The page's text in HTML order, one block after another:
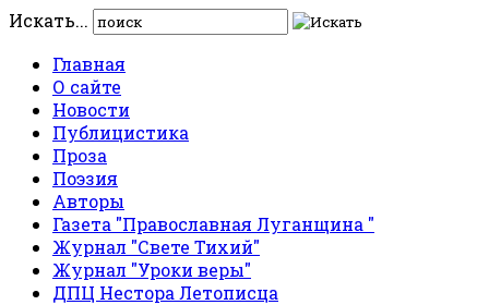
Искать...
Главная
О сайте
Новости
Публицистика
Проза
Поэзия
Авторы
Газета "Православная Луганщина "
Журнал "Свете Тихий"
Журнал "Уроки веры"
ДПЦ Нестора Летописца